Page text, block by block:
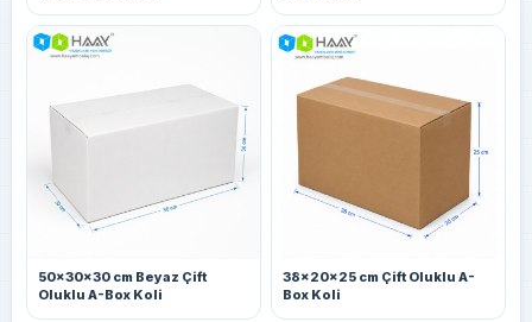
50x30x30 cm Beyaz Çift
Oluklu A-Box Koli
38x20x25 cm Çift Oluklu A-
Box Koli